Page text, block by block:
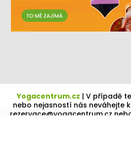
Yogacentrum.cz | V případě
nebo nejasností nás neváhejte
rezervace@yogacentrum.cz